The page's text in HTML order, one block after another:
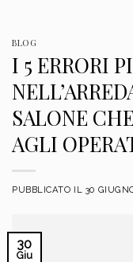
BLOG
I 5 ERRORI
SALONE
AGLI
PUBBLICATO IL 30
30
Giu